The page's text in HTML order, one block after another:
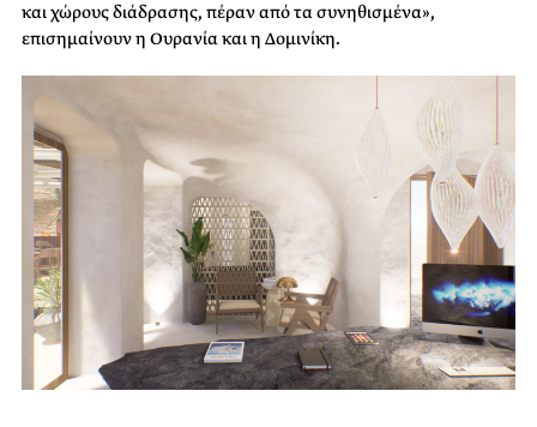
και χώρους διάδρασης, πέραν από τα συνηθισμένα»,
επισημαίνουν η Ουρανία και η Δομινίκη.